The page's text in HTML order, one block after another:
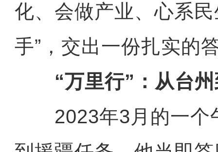
化、会做产业、心系
手”，交出一份扎实的
“万里行”：从台
2023年3月的一个